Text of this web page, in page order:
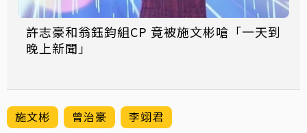
許志豪和翁鈺鈞組CP 竟被施文彬嗆「一天到
晚上新聞」
施文彬 曾治豪 李翊君